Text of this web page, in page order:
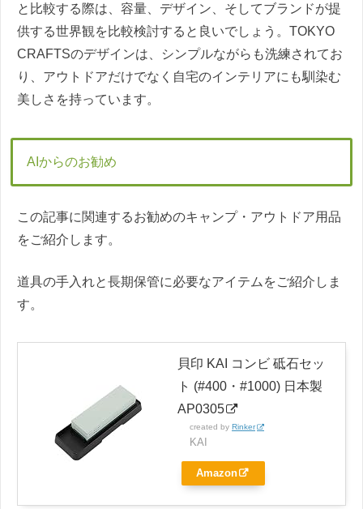
と比較する際は、容量、デザイン、そしてブランドが提
供する世界観を比較検討すると良いでしょう。TOKYO
CRAFTSのデザインは、シンプルながらも洗練されてお
り、アウトドアだけでなく自宅のインテリアにも馴染む
美しさを持っています。
AIからのお勧め
この記事に関連するお勧めのキャンプ・アウトドア用品
をご紹介します。
道具の手入れと長期保管に必要なアイテムをご紹介しま
す。
貝印 KAI コンビ 砥石セッ
ト (#400・#1000) 日本製
AP0305
created by Rinker
KAI
Amazon